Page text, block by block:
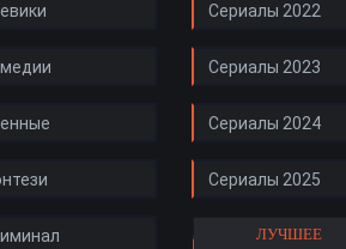
Сериалы 2022
Сериалы 2023
Сериалы 2024
Сериалы 2025
ЛУЧШЕЕ